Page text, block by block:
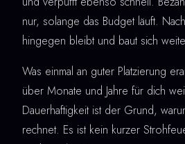
nur, solange das Budget läuft.
hingegen bleibt und baut sich
Was einmal an guter Platzierung
über Monate und Jahre für dich
Dauerhaftigkeit ist der Grund,
rechnet. Es ist kein kurzer